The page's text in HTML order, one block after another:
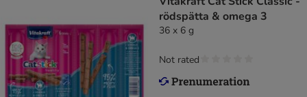
rödspätta & omega 3
36 x 6 g
Not rated